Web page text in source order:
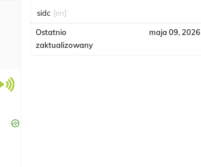
sidc [en]
Ostatnio
zaktualizowany
maja 09, 2026